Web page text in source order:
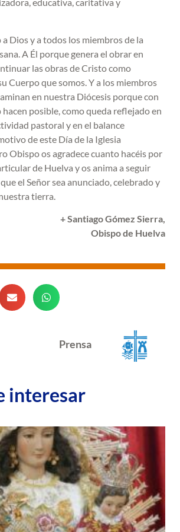
Dios y a todos los miembros de la
A Él porque genera el obrar en
las obras de Cristo como
Cuerpo que somos. Y a los miembros
en nuestra Diócesis porque con
posible, como queda reflejado en
pastoral y en el balance
de este Día de la Iglesia
Obispo os agradece cuanto hacéis por
de Huelva y os anima a seguir
el Señor sea anunciado, celebrado y
tierra.
+ Santiago Gómez Sierra,
Obispo de Huelva
Prensa
interesar